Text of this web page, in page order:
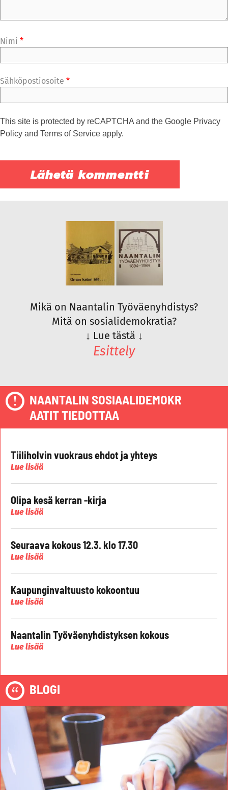
Nimi *
Sähköpostiosoite *
This site is protected by reCAPTCHA and the Google Privacy
Policy and Terms of Service apply.
Mikä on Naantalin Työväenyhdistys?
Mitä on sosialidemokratia?
↓ Lue tästä ↓
Esittely
NAANTALIN SOSIAALIDEMOKR
AATIT TIEDOTTAA
Tiiliholvin vuokraus ehdot ja yhteys
Lue lisää
Olipa kesä kerran -kirja
Lue lisää
Seuraava kokous 12.3. klo 17.30
Lue lisää
Kaupunginvaltuusto kokoontuu
Lue lisää
Naantalin Työväenyhdistyksen kokous
Lue lisää
BLOGI